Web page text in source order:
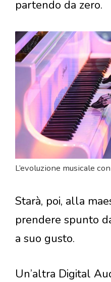
partendo da zero.
L’evoluzione musicale
Starà, poi, alla
prendere spunto
a suo gusto.
Un’altra Digital